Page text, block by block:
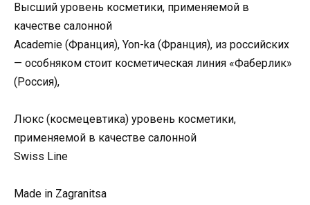
Высший уровень косметики, применяемой в
качестве салонной
Academie (Франция), Yon-ka (Франция), из российских
— особняком стоит косметическая линия «Фаберлик»
(Россия),
Люкс (космецевтика) уровень косметики,
применяемой в качестве салонной
Swiss Line
Made in Zagranitsa